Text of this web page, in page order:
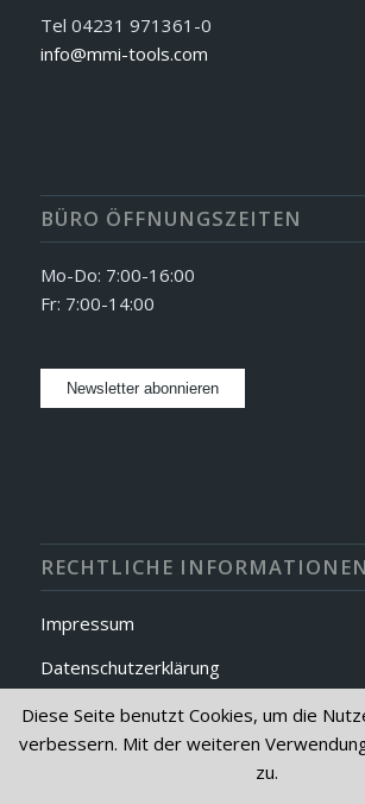
Tel 04231 971361-0
info@mmi-tools.com
BÜRO ÖFFNUNGSZEITEN
Mo-Do: 7:00-16:00
Fr: 7:00-14:00
RECHTLICHE INFORMATIONEN
Impressum
Datenschutzerklärung
AGB
Diese Seite benutzt Cookies, um die
verbessern. Mit der weiteren
zu.